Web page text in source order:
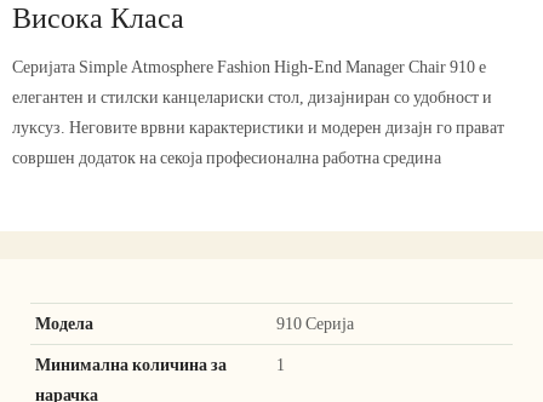
Висока Класа
Серијата Simple Atmosphere Fashion High-End Manager Chair 910 е
елегантен и стилски канцелариски стол, дизајниран со удобност и
луксуз. Неговите врвни карактеристики и модерен дизајн го прават
совршен додаток на секоја професионална работна средина
Модела 910 Серија
Минимална количина за
нарачка
1